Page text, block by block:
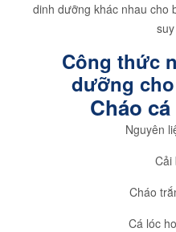
dinh dưỡng khác nhau cho
Công thức
dưỡng
Cháo
Nguyên
Cải
Cháo
Cá lóc